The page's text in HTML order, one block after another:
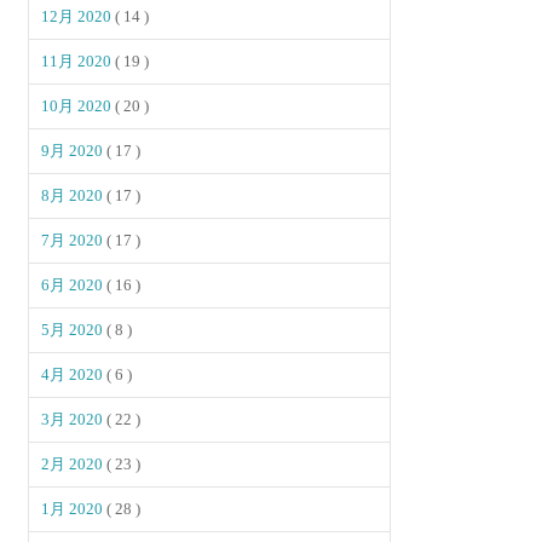
12月 2020( 14 )
11月 2020( 19 )
10月 2020( 20 )
9月 2020( 17 )
8月 2020( 17 )
7月 2020( 17 )
6月 2020( 16 )
5月 2020( 8 )
4月 2020( 6 )
3月 2020( 22 )
2月 2020( 23 )
1月 2020( 28 )